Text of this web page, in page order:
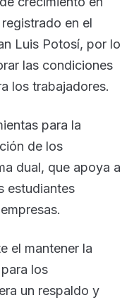
en el
Luis Potosí, por lo
las condiciones
los trabajadores.
para la
de los
dual, que apoya a
estudiantes
el mantener la
los
un respaldo y